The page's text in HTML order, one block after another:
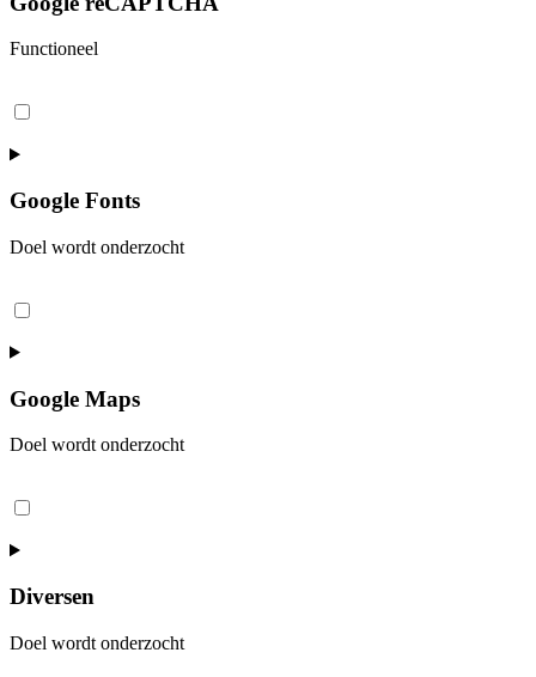
Functioneel
to
google-
Google Fonts
Doel wordt onderzocht
to
google-
Google Maps
Doel wordt onderzocht
to
google-
Diversen
Doel wordt onderzocht